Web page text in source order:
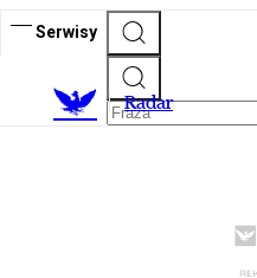
Serwisy
Radar